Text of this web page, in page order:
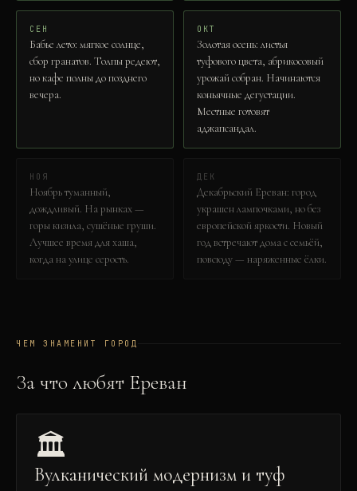
СЕН
Бабье лето: мягкое солнце,
сбор гранатов. Толпы редеют,
но кафе полны до позднего
вечера.
ОКТ
Золотая осень: листья
туфового цвета, абрикосовый
урожай собран. Начинаются
коньячные дегустации.
Местные готовят
аджапсандал.
НОЯ
Ноябрь туманный,
дождливый. На рынках —
горы кизила, сушёные груши.
Лучшее время для хаша,
когда на улице серость.
ДЕК
Декабрьский Ереван: город
украшен лампочками, но без
европейской яркости. Новый
год встречают дома с семьёй,
повсюду — наряженные ёлки.
ЧЕМ ЗНАМЕНИТ ГОРОД
За что любят Ереван
🏛️
Вулканический модернизм и туф